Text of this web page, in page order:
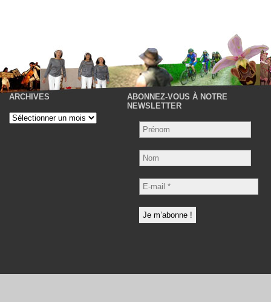
ARCHIVES
Archives
ABONNEZ-VOUS À NOTRE
NEWSLETTER
Nom
E-
mail
*